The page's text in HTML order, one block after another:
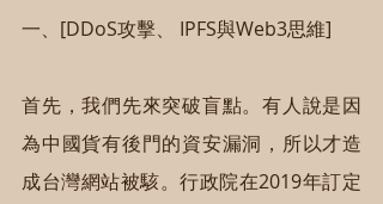
一、[DDoS攻擊、 IPFS與Web3思維]
首先，我們先來突破盲點。有人說是因
為中國貨有後門的資安漏洞，所以才造
成台灣網站被駭。行政院在2019年訂定